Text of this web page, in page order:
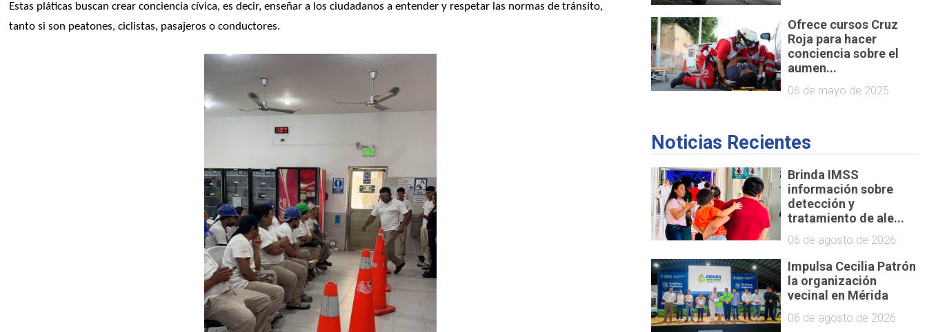
Estas pláticas buscan crear conciencia cívica, es decir, enseñar a los ciudadanos a entender y respetar las normas de tránsito,
tanto si son peatones, ciclistas, pasajeros o conductores.
Ofrece cursos Cruz
Roja para hacer
conciencia sobre el
aumen...
06 de mayo de 2025
Noticias Recientes
Brinda IMSS
información sobre
detección y
tratamiento de ale...
06 de agosto de 2026
Impulsa Cecilia Patrón
la organización
vecinal en Mérida
06 de agosto de 2026